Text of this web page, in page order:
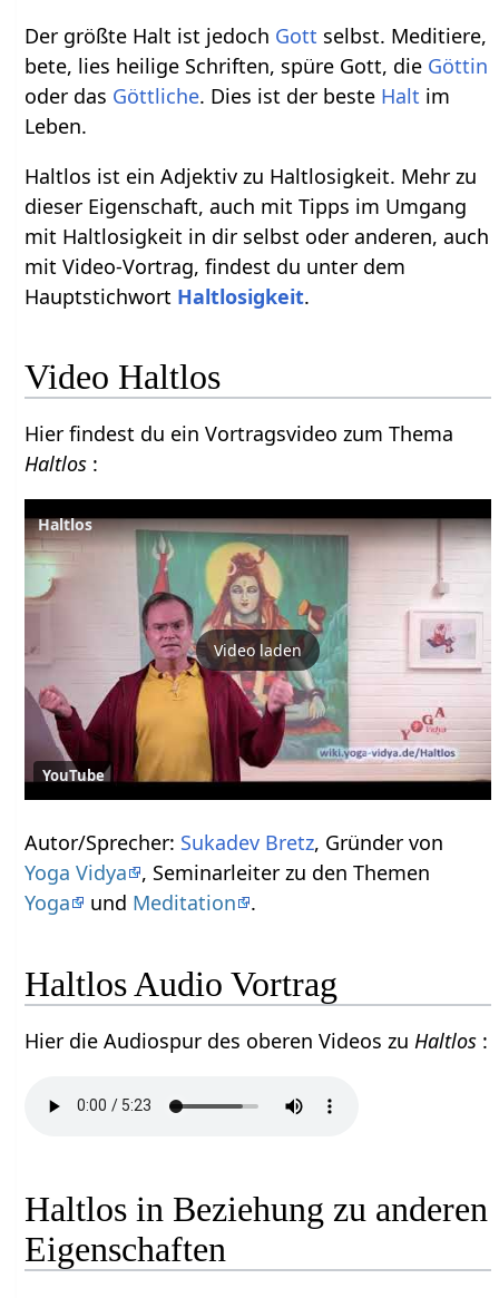
Der größte Halt ist jedoch Gott selbst. Meditiere,
bete, lies heilige Schriften, spüre Gott, die Göttin
oder das Göttliche. Dies ist der beste Halt im
Leben.
Haltlos ist ein Adjektiv zu Haltlosigkeit. Mehr zu
dieser Eigenschaft, auch mit Tipps im Umgang
mit Haltlosigkeit in dir selbst oder anderen, auch
mit Video-Vortrag, findest du unter dem
Hauptstichwort Haltlosigkeit.
Video Haltlos
Hier findest du ein Vortragsvideo zum Thema
Haltlos :
Haltlos
Video laden
YouTube
Autor/Sprecher: Sukadev Bretz, Gründer von
Yoga Vidya
, Seminarleiter zu den Themen
Yoga
und Meditation .
Haltlos Audio Vortrag
Hier die Audiospur des oberen Videos zuHaltlos :
Haltlos in Beziehung zu anderen
Eigenschaften